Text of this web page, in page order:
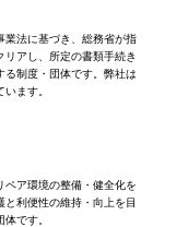
業法に基づき、総務省が指
リアし、所定の書類手続き
る制度・団体です。弊社は
ます。
ペア環境の整備・健全化を
と利便性の維持・向上を目
です。